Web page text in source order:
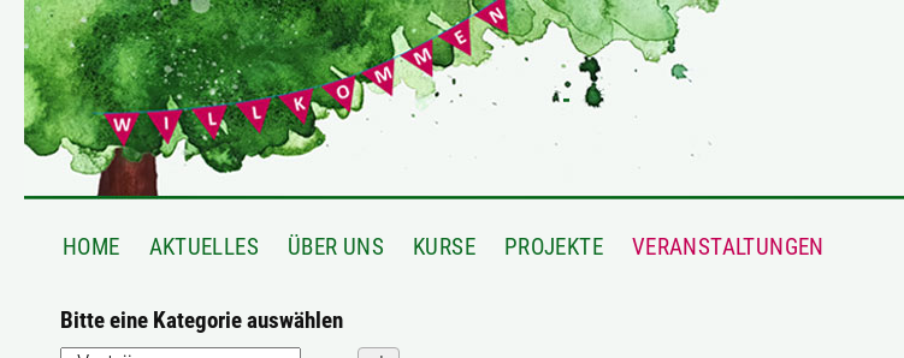
HOME AKTUELLES ÜBER UNS KURSE PROJEKTE VERANSTALTUNGEN
Bitte eine Kategorie auswählen